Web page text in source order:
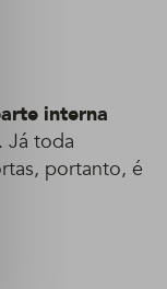
interna
Já toda
portanto, é